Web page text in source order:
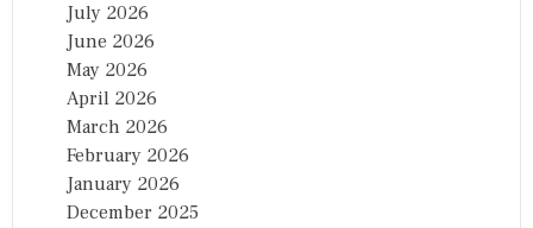
July 2026
June 2026
May 2026
April 2026
March 2026
February 2026
January 2026
December 2025